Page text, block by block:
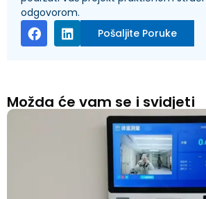
odgovorom.
Pošaljite Poruke
Možda će vam se i svidjeti